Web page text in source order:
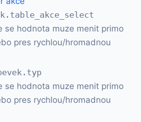
se hodnota muze menit primo
pres rychlou/hromadnou
se hodnota muze menit primo
pres rychlou/hromadnou